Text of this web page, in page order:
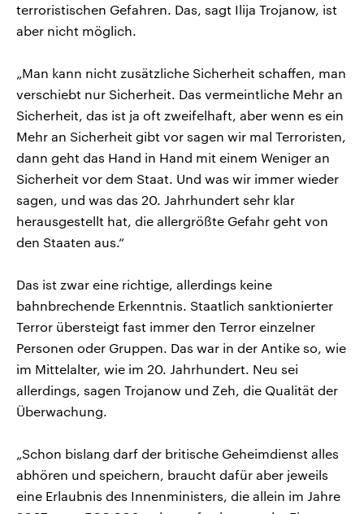
terroristischen Gefahren. Das, sagt Ilija Trojanow, ist
aber nicht möglich.
„Man kann nicht zusätzliche Sicherheit schaffen, man
verschiebt nur Sicherheit. Das vermeintliche Mehr an
Sicherheit, das ist ja oft zweifelhaft, aber wenn es ein
Mehr an Sicherheit gibt vor sagen wir mal Terroristen,
dann geht das Hand in Hand mit einem Weniger an
Sicherheit vor dem Staat. Und was wir immer wieder
sagen, und was das 20. Jahrhundert sehr klar
herausgestellt hat, die allergrößte Gefahr geht von
den Staaten aus.“
Das ist zwar eine richtige, allerdings keine
bahnbrechende Erkenntnis. Staatlich sanktionierter
Terror übersteigt fast immer den Terror einzelner
Personen oder Gruppen. Das war in der Antike so, wie
im Mittelalter, wie im 20. Jahrhundert. Neu sei
allerdings, sagen Trojanow und Zeh, die Qualität der
Überwachung.
„Schon bislang darf der britische Geheimdienst alles
abhören und speichern, braucht dafür aber jeweils
eine Erlaubnis des Innenministers, die allein im Jahre